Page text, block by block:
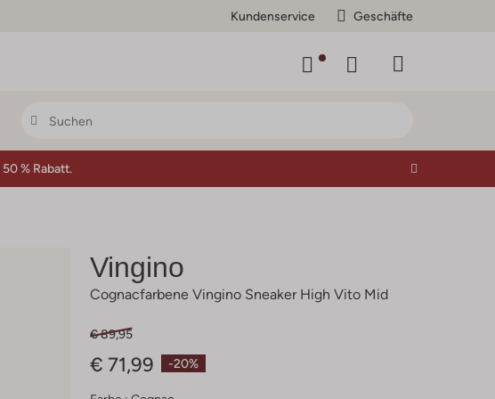
Kundenservice Geschäfte
50 % Rabatt.
Vingino
Cognacfarbene Vingino Sneaker High Vito Mid
-20%
€ 89,95
€ 71,99